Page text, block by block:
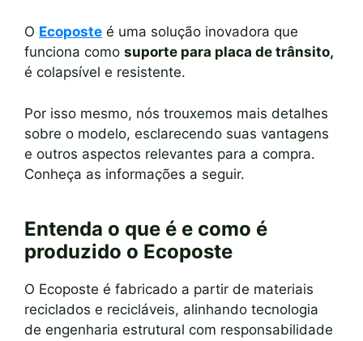
O Ecoposte é uma solução inovadora que
funciona como suporte para placa de trânsito,
é colapsível e resistente.
Por isso mesmo, nós trouxemos mais detalhes
sobre o modelo, esclarecendo suas vantagens
e outros aspectos relevantes para a compra.
Conheça as informações a seguir.
Entenda o que é e como é
produzido o Ecoposte
O Ecoposte é fabricado a partir de materiais
reciclados e recicláveis, alinhando tecnologia
de engenharia estrutural com responsabilidade